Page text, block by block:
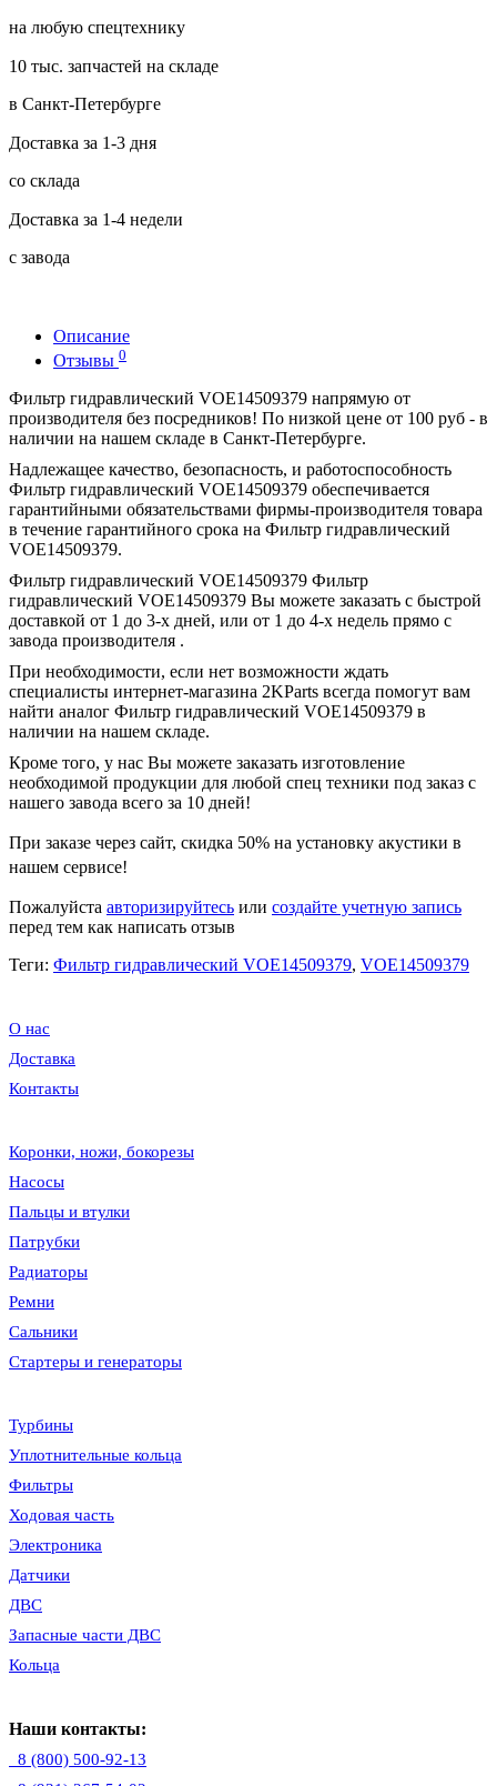
на любую спецтехнику
10 тыс. запчастей на складе
в Санкт-Петербурге
Доставка за 1-3 дня
со склада
Доставка за 1-4 недели
с завода
Описание
Отзывы 0
Фильтр гидравлический VOE14509379 напрямую от
производителя без посредников! По низкой цене от 100 руб - в
наличии на нашем складе в Санкт-Петербурге.
Надлежащее качество, безопасность, и работоспособность
Фильтр гидравлический VOE14509379 обеспечивается
гарантийными обязательствами фирмы-производителя товара
в течение гарантийного срока на Фильтр гидравлический
VOE14509379.
Фильтр гидравлический VOE14509379 Фильтр
гидравлический VOE14509379 Вы можете заказать с быстрой
доставкой от 1 до 3-х дней, или от 1 до 4-х недель прямо с
завода производителя .
При необходимости, если нет возможности ждать
специалисты интернет-магазина 2KParts всегда помогут вам
найти аналог Фильтр гидравлический VOE14509379 в
наличии на нашем складе.
Кроме того, у нас Вы можете заказать изготовление
необходимой продукции для любой спец техники под заказ с
нашего завода всего за 10 дней!
При заказе через сайт, скидка 50% на установку акустики в
нашем сервисе!
Пожалуйста авторизируйтесь или создайте учетную запись
перед тем как написать отзыв
Теги: Фильтр гидравлический VOE14509379, VOE14509379
О нас
Доставка
Контакты
Коронки, ножи, бокорезы
Насосы
Пальцы и втулки
Патрубки
Радиаторы
Ремни
Сальники
Стартеры и генераторы
Турбины
Уплотнительные кольца
Фильтры
Ходовая часть
Электроника
Датчики
ДВС
Запасные части ДВС
Кольца
Наши контакты:
8 (800) 500-92-13